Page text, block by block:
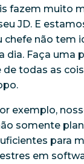
fazem muito
JD. E
chefe não tem
dia. Faça uma
todas as
exemplo,
somente
para
em